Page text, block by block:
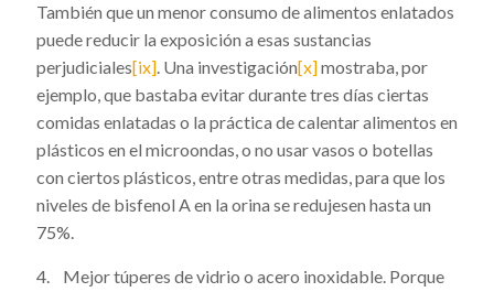
También que un menor consumo de alimentos enlatados
puede reducir la exposición a esas sustancias
perjudiciales[ix]. Una investigación[x]mostraba, por
ejemplo, que bastaba evitar durante tres días ciertas
comidas enlatadas o la práctica de calentar alimentos en
plásticos en el microondas, o no usar vasos o botellas
con ciertos plásticos, entre otras medidas, para que los
niveles de bisfenol A en la orina se redujesen hasta un
75%.
4. Mejor túperes de vidrio o acero inoxidable. Porque